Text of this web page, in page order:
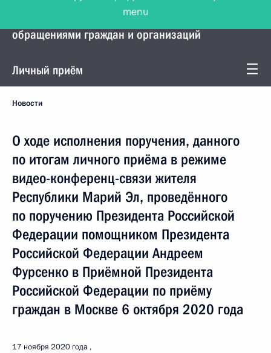
Управление Президента по работе с
обращениями граждан и организаций
Личный приём
Новости
О ходе исполнения поручения, данного
по итогам личного приёма в режиме
видео-конференц-связи жителя
Республики Марий Эл, проведённого
по поручению Президента Российской
Федерации помощником Президента
Российской Федерации Андреем
Фурсенко в Приёмной Президента
Российской Федерации по приёму
граждан в Москве 6 октября 2020 года
17 ноября 2020 года